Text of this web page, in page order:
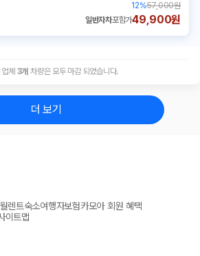
12%57,000원
일반자차포함가49,900원
업체 3개 차량은 모두 마감 되었습니다.
더 보기
월렌트숙소여행자보험카모아 회원 혜택
이트맵